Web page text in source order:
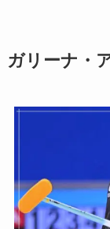
ガリーナ・